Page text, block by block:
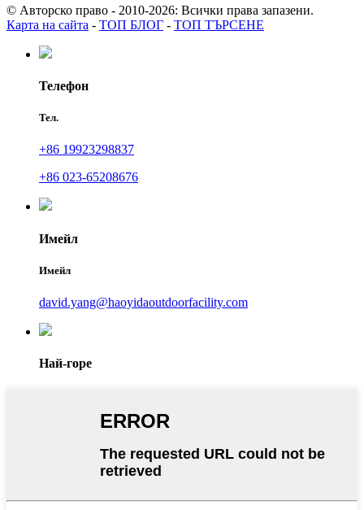
© Авторско право - 2010-2026: Всички права запазени.
Карта на сайта - ТОП БЛОГ - ТОП ТЪРСЕНЕ
Телефон
Тел.
+86 19923298837
+86 023-65208676
Имейл
Имейл
david.yang@haoyidaoutdoorfacility.com
Най-горе